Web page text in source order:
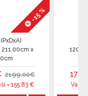
120.00cm x
1770.00€
Vai 12 mēneši =